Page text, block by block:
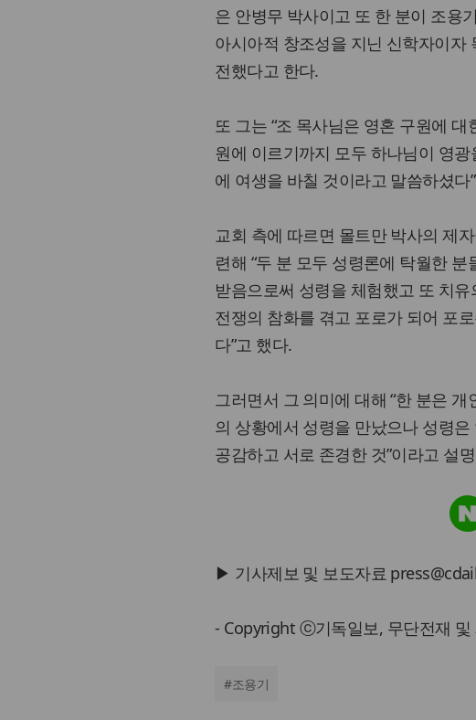
은 안병무 박사이고 또 한 분이 조용
아시아적 창조성을 지닌 신학자이자
전했다고 한다.
또 그는 “조 목사님은 영혼 구원에
원에 이르기까지 모두 하나님이 영
에 여생을 바칠 것이라고 말씀하셨다
교회 측에 따르면 몰트만 박사의 제
련해 “두 분 모두 성령론에 탁월한
받음으로써 성령을 체험했고 또 치
전쟁의 참화를 겪고 포로가 되어 포
다”고 했다.
그러면서 그 의미에 대해 “한 분은
의 상황에서 성령을 만났으나 성령
공감하고 서로 존경한 것”이라고 설
▶ 기사제보 및 보도자료
- Copyright ⓒ기독일보, 무단전재 및
#조용기